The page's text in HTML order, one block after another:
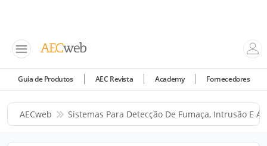
Guia de Produtos AEC Revista Academy Fornecedores
AECweb Sistemas Para Detecção De Fumaça, Intrusão E